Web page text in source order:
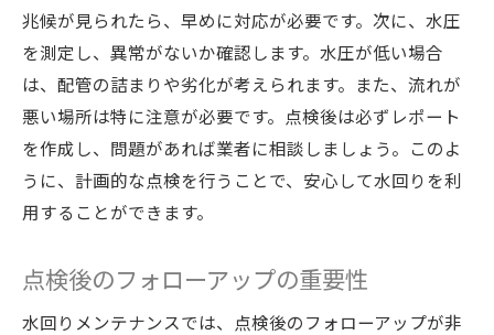
兆候が見られたら、早めに対応が必要です。次に、水圧
を測定し、異常がないか確認します。水圧が低い場合
は、配管の詰まりや劣化が考えられます。また、流れが
悪い場所は特に注意が必要です。点検後は必ずレポート
を作成し、問題があれば業者に相談しましょう。このよ
うに、計画的な点検を行うことで、安心して水回りを利
用することができます。
点検後のフォローアップの重要性
水回りメンテナンスでは、点検後のフォローアップが非